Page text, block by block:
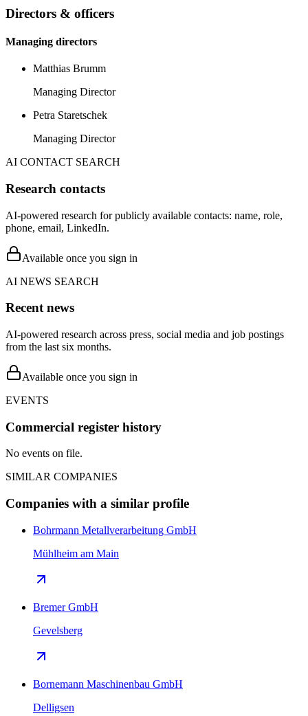
Directors & officers
Managing directors
Matthias Brumm
Managing Director
Petra Staretschek
Managing Director
AI CONTACT SEARCH
Research contacts
AI-powered research for publicly available contacts: name, role,
phone, email, LinkedIn.
Available once you sign in
AI NEWS SEARCH
Recent news
AI-powered research across press, social media and job postings
from the last six months.
Available once you sign in
EVENTS
Commercial register history
No events on file.
SIMILAR COMPANIES
Companies with a similar profile
Bohrmann Metallverarbeitung GmbH
Mühlheim am Main
Bremer GmbH
Gevelsberg
Bornemann Maschinenbau GmbH
Delligsen